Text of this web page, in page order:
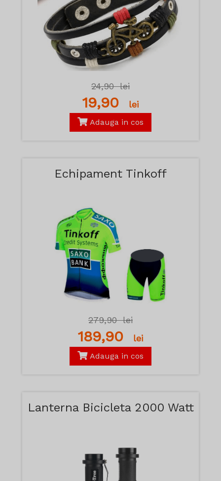
24,90lei
19,90 lei
Adauga in cos
Echipament Tinkoff
279,90lei
189,90 lei
Adauga in cos
Lanterna Bicicleta 2000 Watt